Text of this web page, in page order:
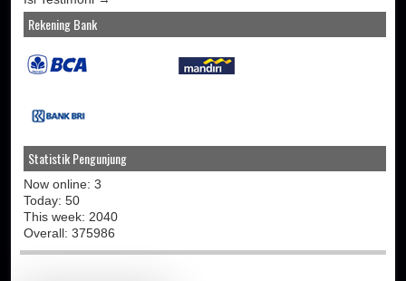
Rekening Bank
Statistik Pengunjung
Now online: 3
Today: 50
This week: 2040
Overall: 375986